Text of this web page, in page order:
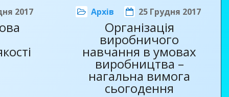
до
теж вирішили підтримати атмосферу
новорічних свят, взявши участь у
конкурсі-виставці новорічно-
різдвяних композицій «Хай рік
новий, Різдво Христове, Вам
подарують дні казкові…»
2017 Архів 25 Грудня 2017
Організація
виробничого
навчання в умовах
виробництва –
нагальна вимога
сьогодення